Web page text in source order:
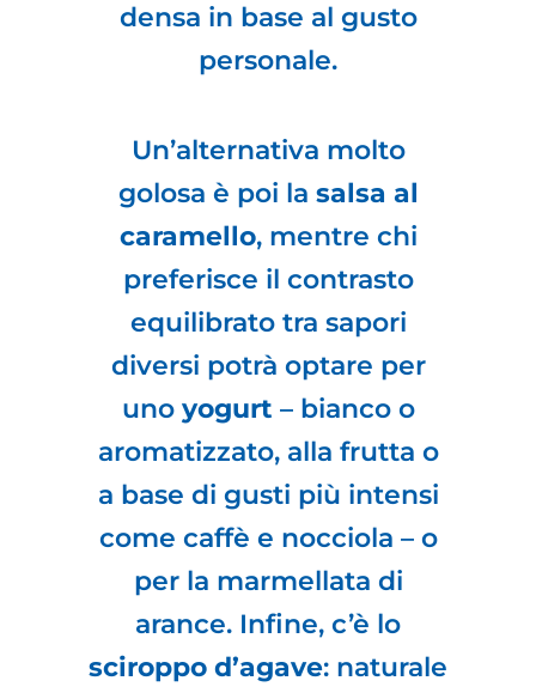
densa in base al gusto
personale.
Un’alternativa molto
golosa è poi la salsa al
caramello, mentre chi
preferisce il contrasto
equilibrato tra sapori
diversi potrà optare per
uno yogurt – bianco o
aromatizzato, alla frutta o
a base di gusti più intensi
come caffè e nocciola – o
per la marmellata di
arance. Infine, c’è lo
sciroppo d’agave: naturale